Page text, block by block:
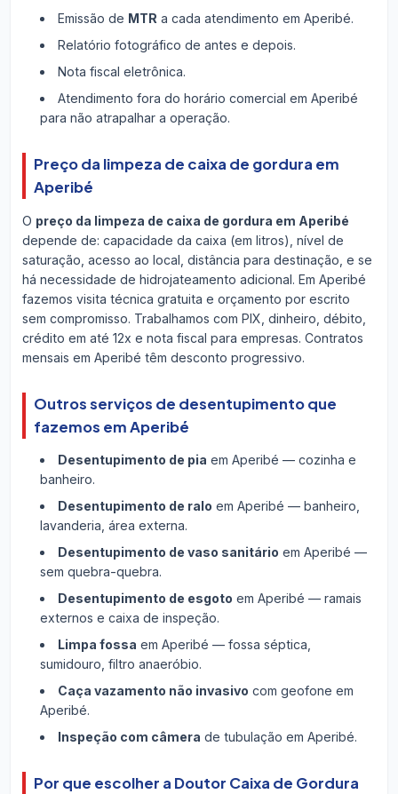
Emissão de MTR a cada atendimento em Aperibé.
Relatório fotográfico de antes e depois.
Nota fiscal eletrônica.
Atendimento fora do horário comercial em Aperibé
para não atrapalhar a operação.
Preço da limpeza de caixa de gordura em
Aperibé
O preço da limpeza de caixa de gordura em Aperibé
depende de: capacidade da caixa (em litros), nível de
saturação, acesso ao local, distância para destinação, e se
há necessidade de hidrojateamento adicional. Em Aperibé
fazemos visita técnica gratuita e orçamento por escrito
sem compromisso. Trabalhamos com PIX, dinheiro, débito,
crédito em até 12x e nota fiscal para empresas. Contratos
mensais em Aperibé têm desconto progressivo.
Outros serviços de desentupimento que
fazemos em Aperibé
Desentupimento de pia em Aperibé — cozinha e
banheiro.
Desentupimento de ralo em Aperibé — banheiro,
lavanderia, área externa.
Desentupimento de vaso sanitário em Aperibé —
sem quebra-quebra.
Desentupimento de esgoto em Aperibé — ramais
externos e caixa de inspeção.
Limpa fossa em Aperibé — fossa séptica,
sumidouro, filtro anaeróbio.
Caça vazamento não invasivo com geofone em
Aperibé.
Inspeção com câmera de tubulação em Aperibé.
Por que escolher a Doutor Caixa de Gordura